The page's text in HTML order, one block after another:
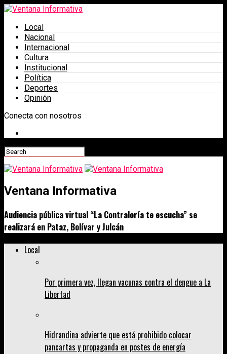
Local
Nacional
Internacional
Cultura
Institucional
Política
Deportes
Opinión
Conecta con nosotros
Ventana Informativa
Audiencia pública virtual “La Contraloría te escucha” se
realizará en Pataz, Bolívar y Julcán
Local
Por primera vez, llegan vacunas contra el dengue a La
Libertad
Hidrandina advierte que está prohibido colocar
pancartas y propaganda en postes de energía